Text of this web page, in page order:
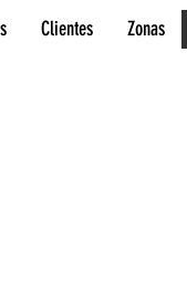
Clientes Zonas